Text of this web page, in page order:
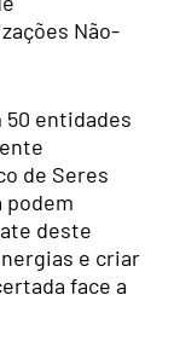
Não-
50 entidades
de Seres
podem
deste
e criar
face a